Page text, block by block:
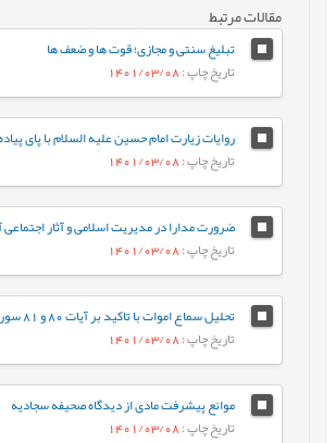
مقالات مرتبط
تبلیغ سنتی و مجازی؛ قوت ها و ضعف ها
تاریخ چاپ: 1401/03/08
تاریخ چاپ: 1401/03/08
تاریخ چاپ: 1401/03/08
تاریخ چاپ: 1401/03/08
موانع پیشرفت مادی از دیدگاه صحیفه سجادیه
تاریخ چاپ: 1401/03/08